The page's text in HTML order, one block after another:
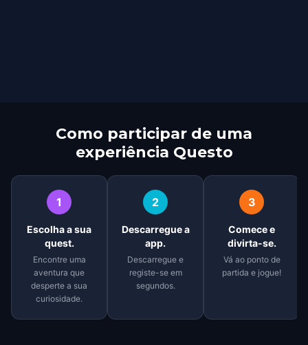
Como participar de uma
experiência Questo
1
Escolha a sua
quest.
Encontre uma
aventura que
desperte a sua
curiosidade.
2
Descarregue a
app.
Descarregue e
registe-se em
segundos.
3
Comece e
divirta-se.
Vá ao ponto de
partida e jogue!